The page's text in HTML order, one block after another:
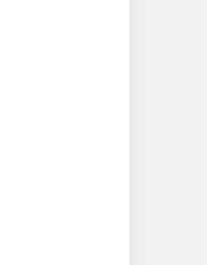
বিনিয়োগ
ক্ষতিগ্রস্তদের
সাচিং প্রু